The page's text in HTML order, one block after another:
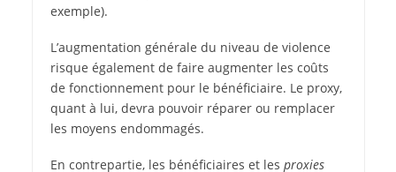
exemple).
L’augmentation générale du niveau de violence
risque également de faire augmenter les coûts
de fonctionnement pour le bénéficiaire. Le proxy,
quant à lui, devra pouvoir réparer ou remplacer
les moyens endommagés.
En contrepartie, les bénéficiaires et les proxies